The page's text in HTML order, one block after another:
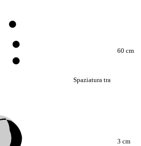
Spaziatura tra
60 cm
3 cm